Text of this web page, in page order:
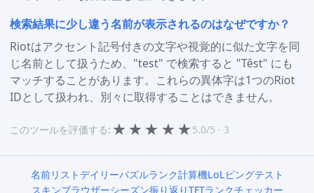
検索結果に少し違う名前が表示されるのはなぜですか？
Riotはアクセント記号付きの文字や視覚的に似た文字を同
じ名前として扱うため、"test" で検索すると "Têst" にも
マッチすることがあります。これらの異体字は1つのRiot
IDとして扱われ、別々に取得することはできません。
このツールを評価する: ★ ★ ★ ★ ★5.0/5 · 3
名前リストデイリーパズルランク計算機LoLピングテスト
スキンブラウザーシーズン振り返りTFTランクチェッカー